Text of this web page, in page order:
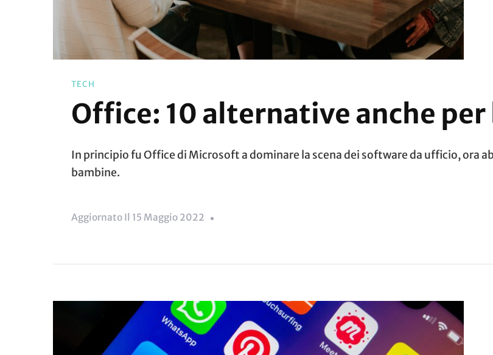
TECH
Office: 10 alternative anche
In principio fu Office di Microsoft a dominare la scena dei software da ufficio, ora
bambine.
Aggiornato Il 15 Maggio 2022